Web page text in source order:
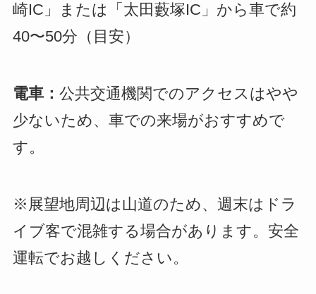
崎IC」または「太田藪塚IC」から車で約
40〜50分（目安）
電車： 公共交通機関でのアクセスはやや
少ないため、車での来場がおすすめで
す。
※展望地周辺は山道のため、週末はドラ
イブ客で混雑する場合があります。安全
運転でお越しください。